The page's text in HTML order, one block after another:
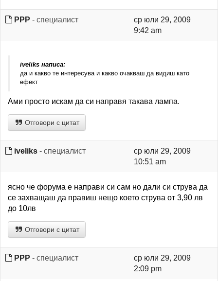
PPP - специалист
ср юли 29, 2009
9:42 am
iveliks написа:
да и какво те интересува и какво очакваш да видиш като
ефект
Ами просто искам да си направя такава лампа.
Отговори с цитат
iveliks - специалист
ср юли 29, 2009
10:51 am
ясно че форума е направи си сам но дали си струва да
се захващаш да правиш нещо което струва от 3,90 лв
до 10лв
Отговори с цитат
PPP - специалист
ср юли 29, 2009
2:09 pm